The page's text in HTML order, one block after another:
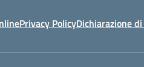
Privacy PolicyDichiarazione